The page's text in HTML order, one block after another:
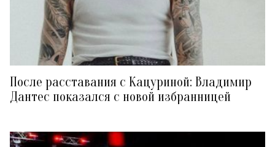
После расставания с Кацуриной: Владимир
Дантес показался с новой избранницей